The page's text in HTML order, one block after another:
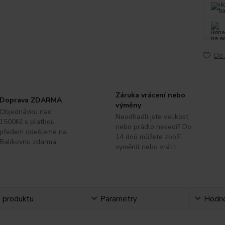
Do
ZDARMA
nad
s platbou
odešleme na
zdarma.
Záruka vrácení nebo
výměny
Neodhadli jste velikost
nebo prádlo nesedí? Do
14 dnů můžete zboží
vyměnit nebo vrátit.
produktu Parametry